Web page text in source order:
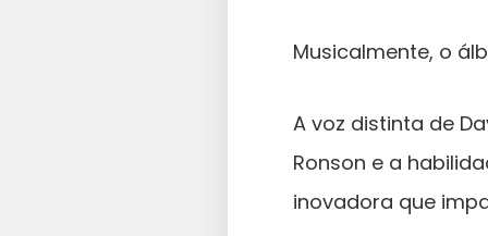
Musicalmente, o
A voz distinta de
Ronson e a
inovadora que